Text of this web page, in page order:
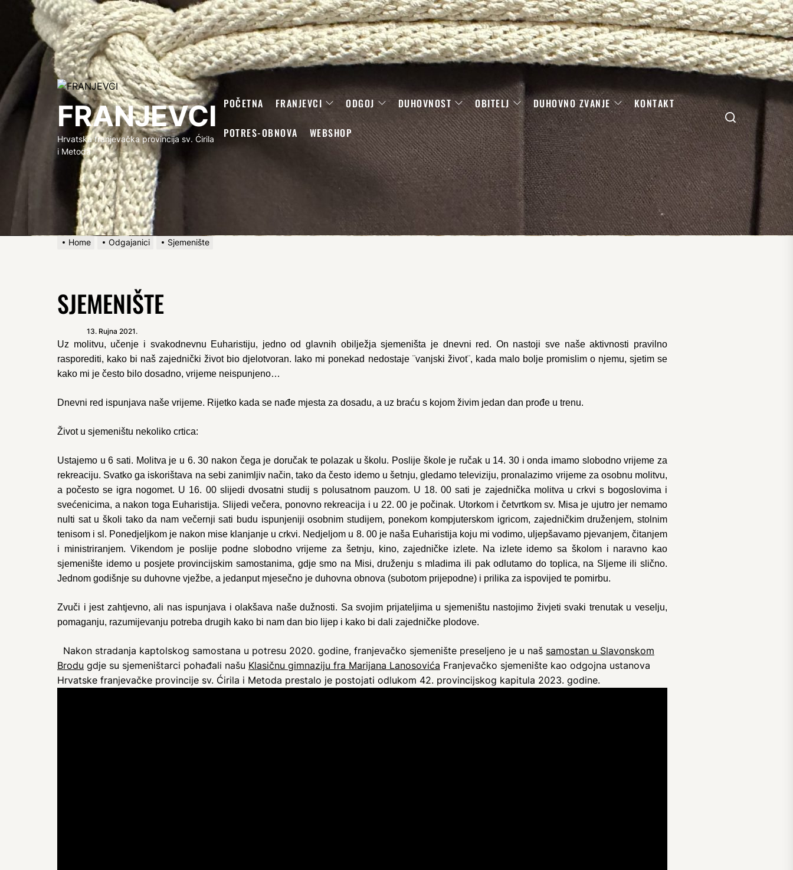
FRANJEVCI
FRANJEVCI
Hrvatska franjevačka provincija sv. Ćirila
i Metoda
POČETNA FRANJEVCI ODGOJ DUHOVNOST OBITELJ DUHOVNO ZVANJE KONTAKT
POTRES-OBNOVA WEBSHOP
Search
Home Odgajanici Sjemenište
SJEMENIŠTE
13. Rujna 2021.
Uz molitvu, učenje i svakodnevnu Euharistiju, jedno od glavnih obilježja sjemeništa je dnevni red. On nastoji sve naše aktivnosti pravilno
rasporediti, kako bi naš zajednički život bio djelotvoran. Iako mi ponekad nedostaje ¨vanjski život¨, kada malo bolje promislim o njemu, sjetim se
kako mi je često bilo dosadno, vrijeme neispunjeno…
Dnevni red ispunjava naše vrijeme. Rijetko kada se nađe mjesta za dosadu, a uz braću s kojom živim jedan dan prođe u trenu.
Život u sjemeništu nekoliko crtica:
Ustajemo u 6 sati. Molitva je u 6. 30 nakon čega je doručak te polazak u školu. Poslije škole je ručak u 14. 30 i onda imamo slobodno vrijeme za
rekreaciju. Svatko ga iskorištava na sebi zanimljiv način, tako da često idemo u šetnju, gledamo televiziju, pronalazimo vrijeme za osobnu molitvu,
a počesto se igra nogomet. U 16. 00 slijedi dvosatni studij s polusatnom pauzom. U 18. 00 sati je zajednička molitva u crkvi s bogoslovima i
svećenicima, a nakon toga Euharistija. Slijedi večera, ponovno rekreacija i u 22. 00 je počinak. Utorkom i četvrtkom sv. Misa je ujutro jer nemamo
nulti sat u školi tako da nam večernji sati budu ispunjeniji osobnim studijem, ponekom kompjuterskom igricom, zajedničkim druženjem, stolnim
tenisom i sl. Ponedjeljkom je nakon mise klanjanje u crkvi. Nedjeljom u 8. 00 je naša Euharistija koju mi vodimo, uljepšavamo pjevanjem, čitanjem
i ministriranjem. Vikendom je poslije podne slobodno vrijeme za šetnju, kino, zajedničke izlete. Na izlete idemo sa školom i naravno kao
sjemenište idemo u posjete provincijskim samostanima, gdje smo na Misi, druženju s mladima ili pak odlutamo do toplica, na Sljeme ili slično.
Jednom godišnje su duhovne vježbe, a jedanput mjesečno je duhovna obnova (subotom prijepodne) i prilika za ispovijed te pomirbu.
Zvuči i jest zahtjevno, ali nas ispunjava i olakšava naše dužnosti. Sa svojim prijateljima u sjemeništu nastojimo živjeti svaki trenutak u veselju,
pomaganju, razumijevanju potreba drugih kako bi nam dan bio lijep i kako bi dali zajedničke plodove.
Nakon stradanja kaptolskog samostana u potresu 2020. godine, franjevačko sjemenište preseljeno je u naš samostan u Slavonskom
Brodu gdje su sjemeništarci pohađali našu Klasičnu gimnaziju fra Marijana Lanosovića Franjevačko sjemenište kao odgojna ustanova
Hrvatske franjevačke provincije sv. Ćirila i Metoda prestalo je postojati odlukom 42. provincijskog kapitula 2023. godine.